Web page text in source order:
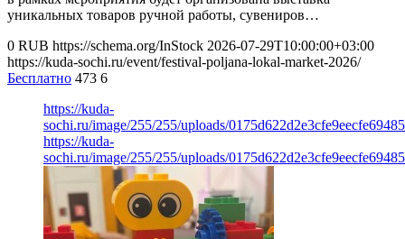
уникальных товаров ручной работы, сувениров…
0 RUB https://schema.org/InStock 2026-07-29T10:00:00+03:00
https://kuda-sochi.ru/event/festival-poljana-lokal-market-2026/
Бесплатно 473 6
https://kuda-
sochi.ru/image/255/255/uploads/
https://kuda-
sochi.ru/image/255/255/uploads/